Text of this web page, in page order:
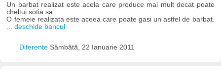
Un barbat realizat este acela care produce mai mult decat poate
cheltui sotia sa.
O femeie realizata este aceea care poate gasi un astfel de barbat.
... deschide bancul
Diferente Sâmbătă, 22 Ianuarie 2011